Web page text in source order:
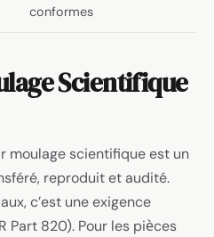
conformes
Scientifique
moulage scientifique est un
reproduit et audité.
c’est une exigence
Part 820). Pour les pièces